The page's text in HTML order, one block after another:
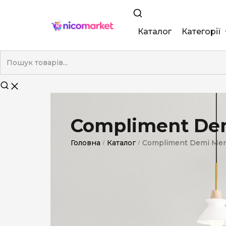
Каталог Категорії
Nano
Без фільтра
Смакові
Compliment
Головна / Каталог / Compliment Demi